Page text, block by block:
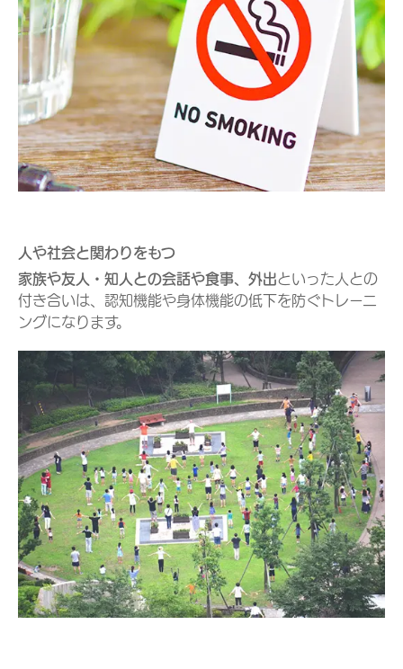
人や社会と関わりをもつ
家族や友人・知人との会話や食事、外出といった人との
付き合いは、認知機能や身体機能の低下を防ぐトレーニ
ングになります。